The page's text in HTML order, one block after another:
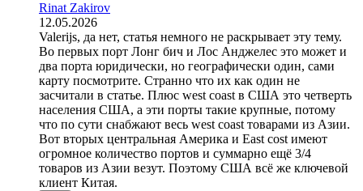
Rinat Zakirov
12.05.2026
Valerijs, да нет, статья немного не раскрывает эту тему.
Во первых порт Лонг бич и Лос Анджелес это может и
два порта юридически, но географически один, сами
карту посмотрите. Странно что их как один не
засчитали в статье. Плюс west coast в США это четверть
населения США, а эти порты такие крупные, потому
что по сути снабжают весь west coast товарами из Азии.
Вот вторых центральная Америка и East cost имеют
огромное количество портов и суммарно ещё 3/4
товаров из Азии везут. Поэтому США всё же ключевой
клиент Китая.